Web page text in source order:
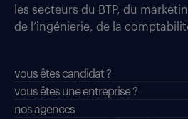
les secteurs du BTP, du
de l’ingénierie, de la
vous êtes candidat ?
vous êtes une entreprise ?
nos agences